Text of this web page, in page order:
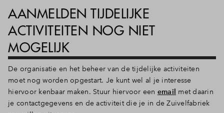
AANMELDEN TIJDELIJKE
ACTIVITEITEN NOG NIET
MOGELIJK
De organisatie en het beheer van de tijdelijke activiteiten
moet nog worden opgestart. Je kunt wel al je interesse
hiervoor kenbaar maken. Stuur hiervoor een email met daarin
je contactgegevens en de activiteit die je in de Zuivelfabriek